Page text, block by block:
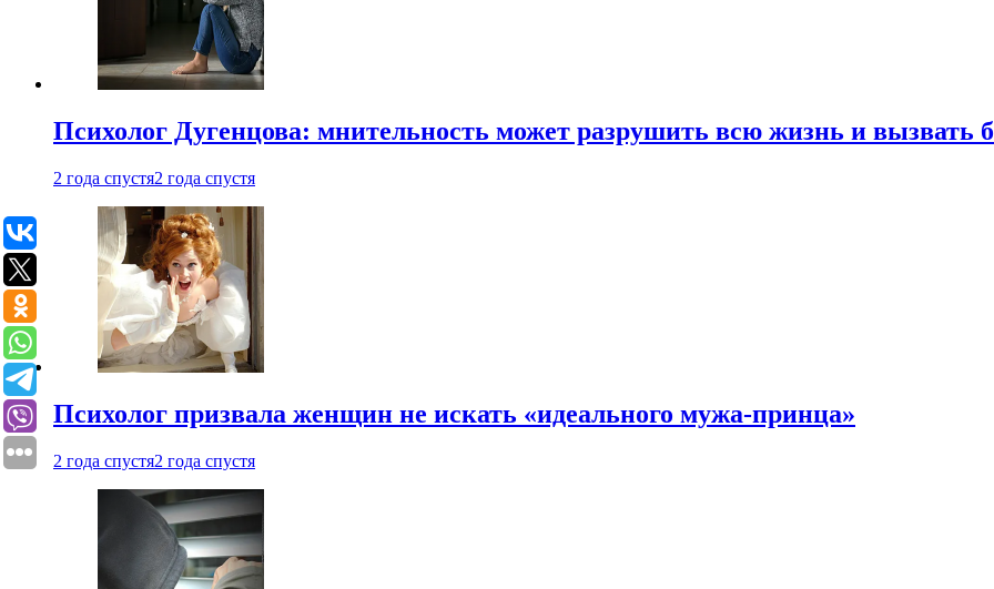
Психолог Дугенцова: мнительность может разрушить всю жизнь и вызвать
2 года спустя2 года спустя
Психолог призвала женщин не искать «идеального мужа-принца»
2 года спустя2 года спустя